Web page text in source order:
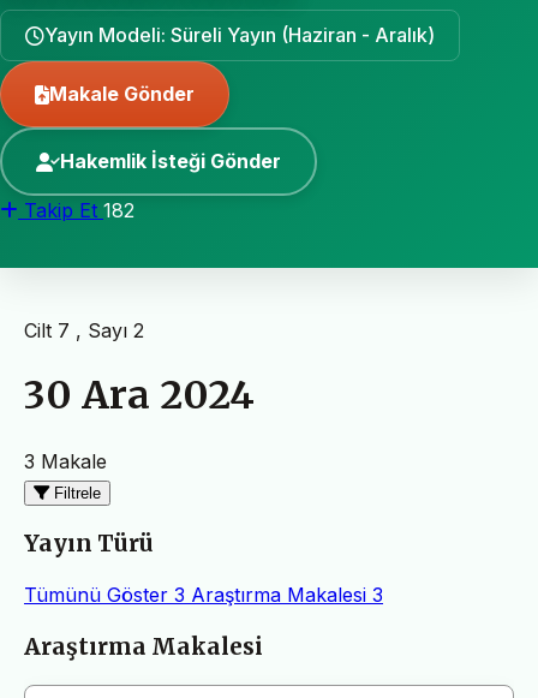
Yayın Modeli: Süreli Yayın (Haziran - Aralık)
Makale Gönder
Hakemlik İsteği Gönder
Takip Et 182
Cilt 7 , Sayı 2
30 Ara 2024
3 Makale
Filtrele
Yayın Türü
Tümünü Göster 3 Araştırma Makalesi 3
Makaleler
Araştırma Makalesi